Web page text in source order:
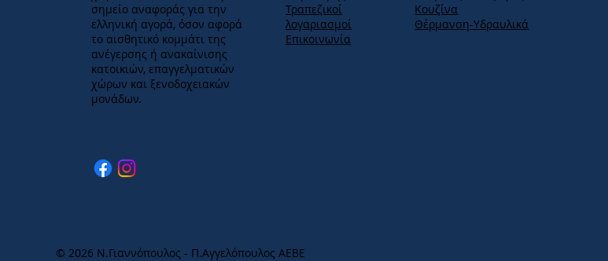
Τραπεζικοί
λογαριασμοί
Επικοινωνία
σημείο αναφοράς για την
ελληνική αγορά, όσον αφορά
το αισθητικό κομμάτι της
ανέγερσης ή ανακαίνισης
κατοικιών, επαγγελματικών
χώρων και ξενοδοχειακών
μονάδων.
Κουζίνα
Θέρμανση-Υδραυλικά
© 2026 Ν.Γιαννόπουλος - Π.Αγγελόπουλος ΑΕΒΕ